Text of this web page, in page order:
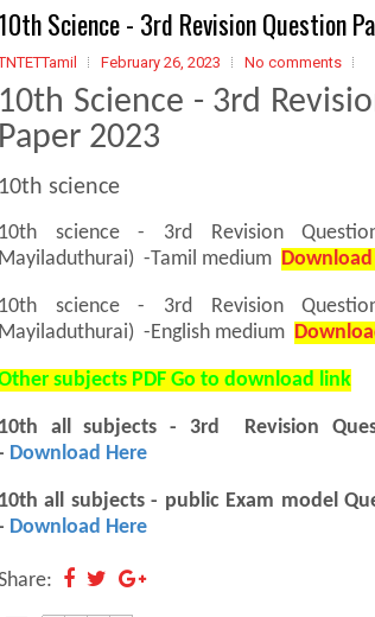
Science - 3rd Revision Question
February 26, 2023 No comments
Science - 3rd
2023
science
science - 3rd Revision
-Tamil medium
science - 3rd Revision
-English medium
subjects PDF Go to download link
all subjects - 3rd Revision
Download Here
all subjects - public Exam model
Download Here